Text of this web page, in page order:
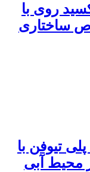
روی با
ساختاری
تیوفن با
محیط آبی